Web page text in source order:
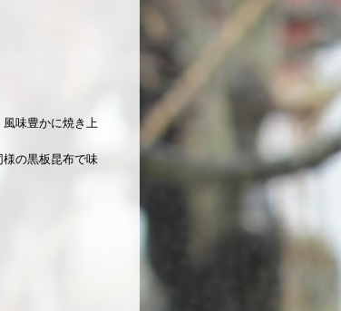
味豊かに焼き上
様の黒板昆布で味